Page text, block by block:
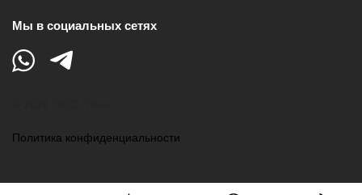
Мы в социальных сетях
Политика конфиденциальности